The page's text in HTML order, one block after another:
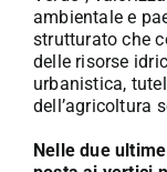
ambientale e
strutturato che
delle risorse
urbanistica,
dell’agricoltura
Nelle due